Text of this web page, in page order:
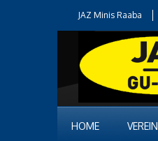
JAZ Minis Raaba
HOME VEREIN